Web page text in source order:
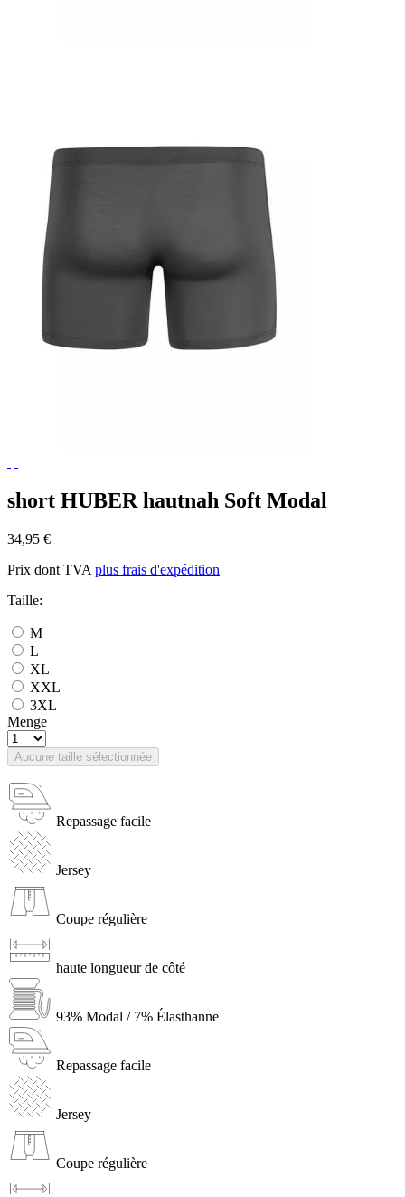
short HUBER hautnah Soft Modal
34,95 €
Prix dont TVA plus frais d'expédition
Taille:
M
L
XL
XXL
3XL
Menge
Aucune taille sélectionnée
Repassage facile
Jersey
Coupe régulière
haute longueur de côté
93% Modal / 7% Élasthanne
Repassage facile
Jersey
Coupe régulière